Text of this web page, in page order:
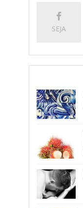
SEJA